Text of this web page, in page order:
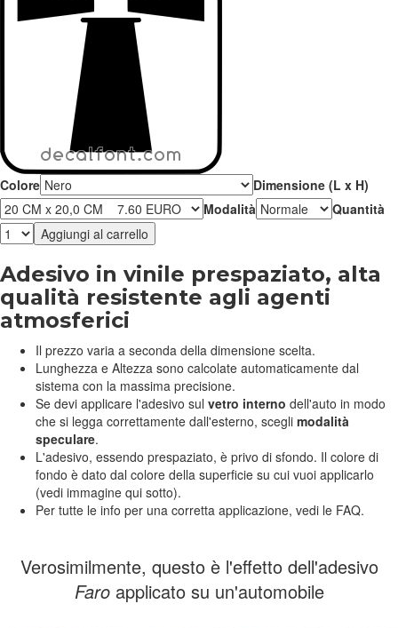
Colore
Dimensione (L x H)
Modalità
Quantità
Adesivo in vinile prespaziato, alta
qualità resistente agli agenti
atmosferici
Il prezzo varia a seconda della dimensione scelta.
Lunghezza e Altezza sono calcolate automaticamente dal
sistema con la massima precisione.
Se devi applicare l'adesivo sul vetro interno dell'auto in modo
che si legga correttamente dall'esterno, scegli modalità
speculare.
L'adesivo, essendo prespaziato, è privo di sfondo. Il colore di
fondo è dato dal colore della superficie su cui vuoi applicarlo
(vedi immagine qui sotto).
Per tutte le info per una corretta applicazione, vedi le FAQ.
Verosimilmente, questo è l'effetto dell'adesivo
Faroapplicato su un'automobile